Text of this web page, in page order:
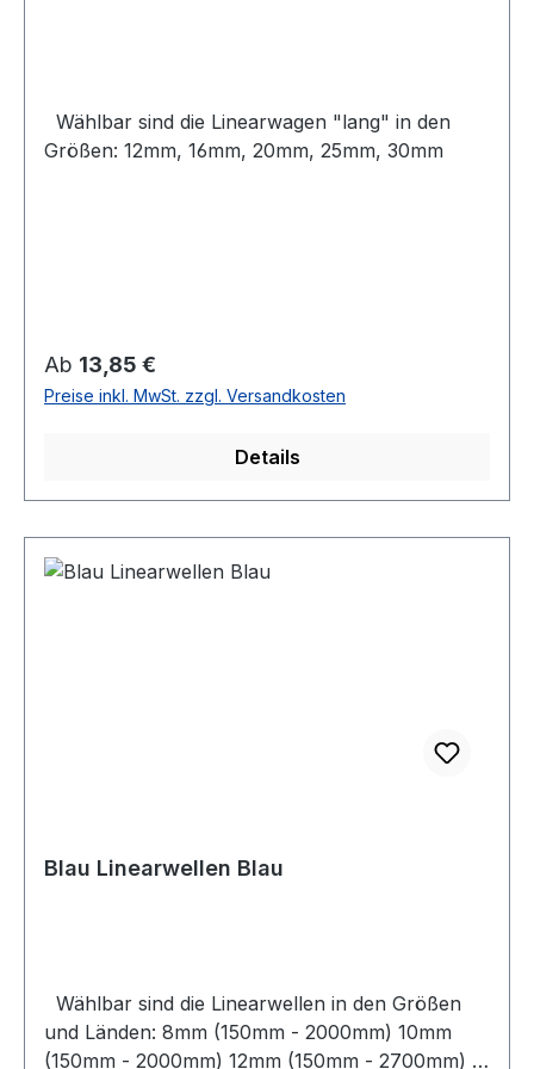
Wählbar sind die Linearwagen "lang" in den
Größen: 12mm, 16mm, 20mm, 25mm, 30mm
Regulärer Preis:
Ab 13,85 €
Preise inkl. MwSt. zzgl. Versandkosten
Details
Blau Linearwellen Blau
Wählbar sind die Linearwellen in den Größen
und Länden: 8mm (150mm - 2000mm) 10mm
(150mm - 2000mm) 12mm (150mm - 2700mm) /